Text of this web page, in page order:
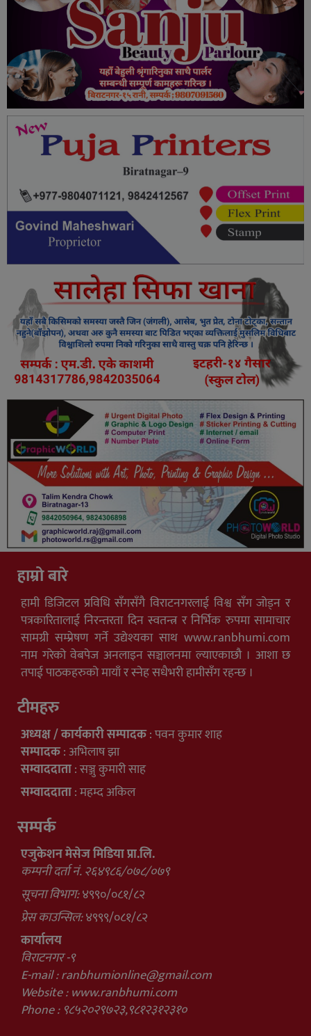
हाम्रो बारे
हामी डिजिटल प्रविधि सँगसँगै विराटनगरलाई विश्व सँग जोड्न र
पत्रकारितालाई निरन्तरता दिन स्वतन्त्र र निर्भिक रुपमा सामाचार
सामग्री सम्प्रेषण गर्ने उद्येश्यका साथ www.ranbhumi.com
नाम गरेको वेबपेज अनलाइन सञ्चालनमा ल्याएकाछौ । आशा छ
तपाई पाठकहरुको मायाँ र स्नेह सधैभरी हामीसँग रहन्छ ।
टीमहरु
अध्यक्ष / कार्यकारी सम्पादक: पवन कुमार शाह
सम्पादक: अभिलाष झा
सम्वाददाता: सञ्जु कुमारी साह
सम्वाददाता: महम्द अकिल
सम्पर्क
एजुकेशन मेसेज मिडिया प्रा.लि.
कम्पनी दर्ता नं. २६४९८६/०७८/०७९
सूचना विभाग:४९९०/०८१/८२
प्रेस काउन्सिल:४९९९/०८१/८२
कार्यालय
विराटनगर -९
E-mail :ranbhumionline@gmail.com
Website : www.ranbhumi.com
Phone : ९८५२०२९७२३,९८१२३१२३१०